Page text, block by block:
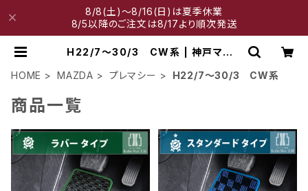
8/8(土)～8/16(日)は夏季休業
8/5以降のご注文は8/17より順次発送
H22/7～30/3 CW系 | 神戸マット
HOME
MAZDA プレマシー H22/7～30/3 CW系
商品一覧